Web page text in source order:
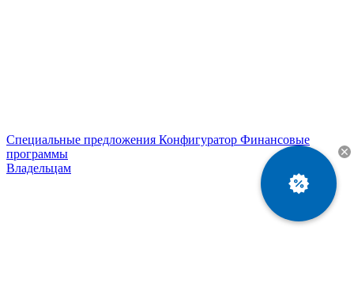
Специальные предложения Конфигуратор Финансовые
программы
Владельцам